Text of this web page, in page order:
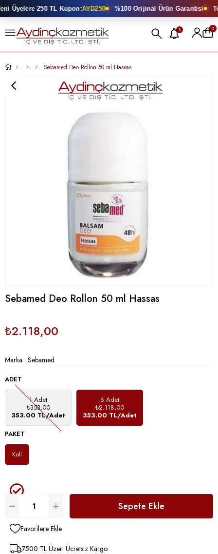
Üyelere 250 TL Kupon:AYD250 %100 Orijinal Ürün Garantisi
1 0
Sebamed Deo Rollon 50 ml Hassas
Sebamed Deo Rollon 50 ml Hassas
₺2.118,00
Marka : Sebamed
ADET
1 Adet
₺353,00
353.00 TL/Adet
6 Adet
₺2.118,00
353.00 TL/Adet
PAKET
Koli
Favorilere Ekle
7500 TL Üzeri Ücretsiz Kargo